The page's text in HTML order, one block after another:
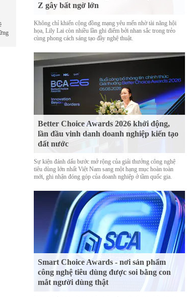
Z gây bất ngờ lớn
Không chỉ khiến cộng đồng mạng yêu mến nhờ tài năng hội
họa, Lily Lai còn nhiều lần ghi điểm bởi nhan sắc trong trẻo
cùng phong cách sáng tạo đầy nghệ thuật.
Better Choice Awards 2026 khởi động,
lần đầu vinh danh doanh nghiệp kiến tạo
đất nước
Sự kiện đánh dấu bước mở rộng của giải thưởng công nghệ
tiêu dùng lớn nhất Việt Nam sang một hạng mục hoàn toàn
mới, ghi nhận đóng góp của doanh nghiệp ở tầm quốc gia.
Smart Choice Awards - nơi sản phẩm
công nghệ tiêu dùng được soi bằng con
mắt người dùng thật